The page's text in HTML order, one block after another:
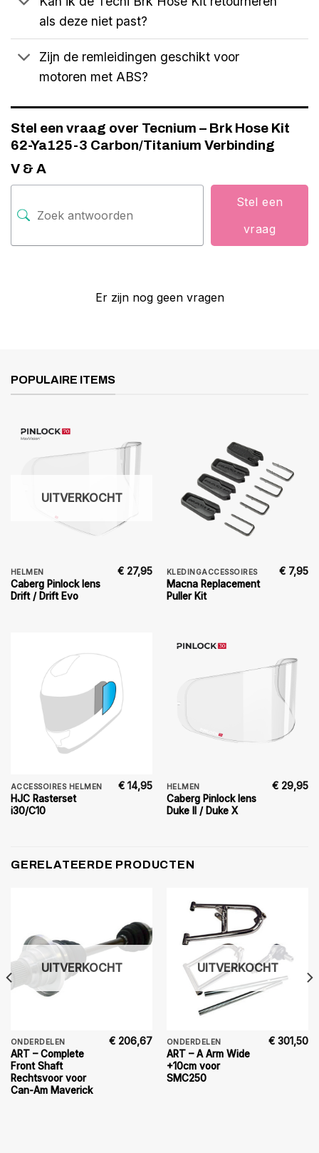
als deze niet past?
Zijn de remleidingen geschikt voor
motoren met ABS?
Stel een vraag over Tecnium – Brk Hose Kit
62-Ya125-3 Carbon/Titanium Verbinding
V & A
Stel een
vraag
Er zijn nog geen vragen
POPULAIRE ITEMS
UITVERKOCHT
HELMEN
Caberg Pinlock lens
Drift / Drift Evo
€ 27,95 KLEDINGACCESSOIRES
Macna Replacement
Puller Kit
€ 7,95
ACCESSOIRES HELMEN
HJC Rasterset
i30/C10
€ 14,95 HELMEN
Caberg Pinlock lens
Duke II / Duke X
€ 29,95
GERELATEERDE PRODUCTEN
UITVERKOCHT
ONDERDELEN
ART – Complete
Front Shaft
Rechtsvoor voor
Can-Am Maverick
€ 206,67
UITVERKOCHT
ONDERDELEN
ART – A Arm Wide
+10cm voor
SMC250
€ 301,50